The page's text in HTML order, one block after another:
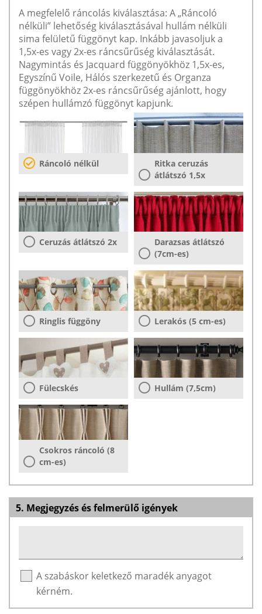
A megfelelő ráncolás kiválasztása: A „Ráncoló
nélküli” lehetőség kiválasztásával hullám nélküli
sima felületű függönyt kap. Inkább javasoljuk a
1,5x-es vagy 2x-es ráncsűrűség kiválasztását.
Nagymintás és Jacquard függönyökhöz 1,5x-es,
Egyszínű Voile, Hálós szerkezetű és Organza
függönyökhöz 2x-es ráncsűrűség ajánlott, hogy
szépen hullámzó függönyt kapjunk.
Ráncoló nélkül
Ritka ceruzás
átlátszó 1,5x
Ceruzás átlátszó 2x
Darazsas átlátszó
(7cm-es)
Ringlis függöny Lerakós (5 cm-es)
Fülecskés Hullám (7,5cm)
Csokros ráncoló (8
cm-es)
5. Megjegyzés és felmerülő igények
A szabáskor keletkező maradék anyagot
kérném.